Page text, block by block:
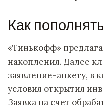
Как
«Тинькофф»
накопления. Далее
заявление-анкету, в
условия открытия
Заявка на счет